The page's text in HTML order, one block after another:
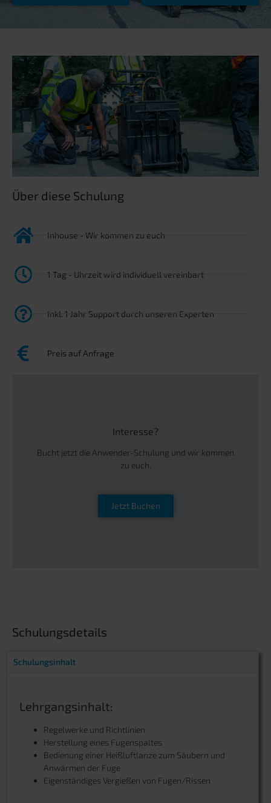
Über diese Schulung
Inhouse - Wir kommen zu euch
1 Tag - Uhrzeit wird individuell vereinbart
Inkl. 1 Jahr Support durch unseren Experten
Preis auf Anfrage
Interesse?
Bucht jetzt die Anwender-Schulung und wir kommen
zu euch.
Jetzt Buchen
Schulungsdetails
Schulungsinhalt
Lehrgangsinhalt:
Regelwerke und Richtlinien
Herstellung eines Fugenspaltes
Bedienung einer Heißluftlanze zum Säubern und
Anwärmen der Fuge
Eigenständiges Vergießen von Fugen/Rissen